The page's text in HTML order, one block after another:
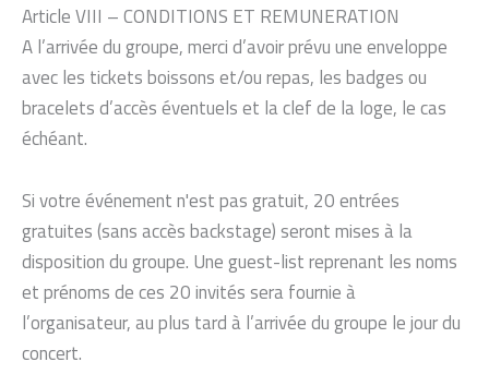
Article VIII – CONDITIONS ET REMUNERATION
A l’arrivée du groupe, merci d’avoir prévu une enveloppe
avec les tickets boissons et/ou repas, les badges ou
bracelets d’accès éventuels et la clef de la loge, le cas
échéant.
Si votre événement n'est pas gratuit, 20 entrées
gratuites (sans accès backstage) seront mises à la
disposition du groupe. Une guest-list reprenant les noms
et prénoms de ces 20 invités sera fournie à
l’organisateur, au plus tard à l’arrivée du groupe le jour du
concert.